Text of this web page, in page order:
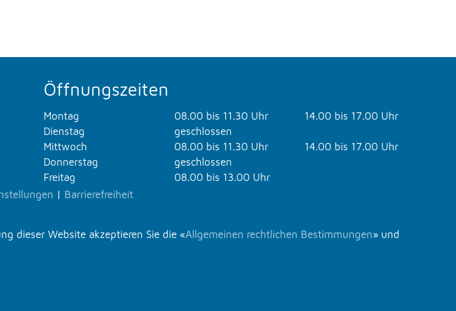
Öffnungszeiten
Montag 08.00 bis 11.30 Uhr
14.00 bis 17.00 Uhr
Dienstag
geschlossen
Mittwoch
08.00 bis 11.30 Uhr
14.00 bis 17.00 Uhr
Donnerstag
geschlossen
Freitag
08.00 bis 13.00 Uhr
| Barrierefreiheit
dieser Website akzeptieren Sie die «Allgemeinen rechtlichen Bestimmungen» und